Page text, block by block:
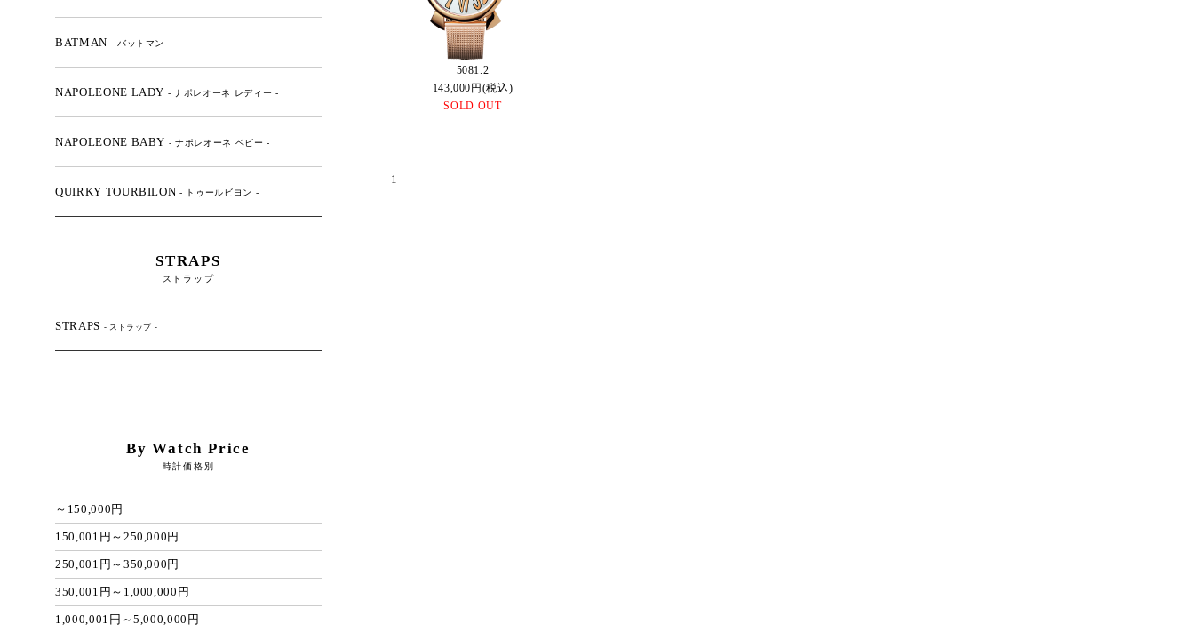
5081.2
143,000円(税込)
SOLD OUT
1
BATMAN - バットマン -
NAPOLEONE LADY - ナポレオーネ レディー -
NAPOLEONE BABY - ナポレオーネ ベビー -
QUIRKY TOURBILON- トゥールビヨン -
STRAPS
ストラップ
STRAPS - ストラップ -
By Watch Price
時計価格別
～150,000円
150,001円～250,000円
250,001円～350,000円
350,001円～1,000,000円
1,000,001円～5,000,000円